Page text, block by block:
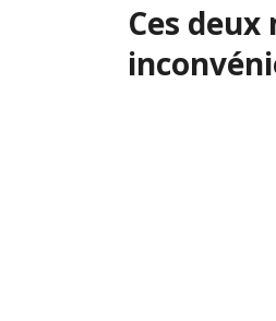
Ces